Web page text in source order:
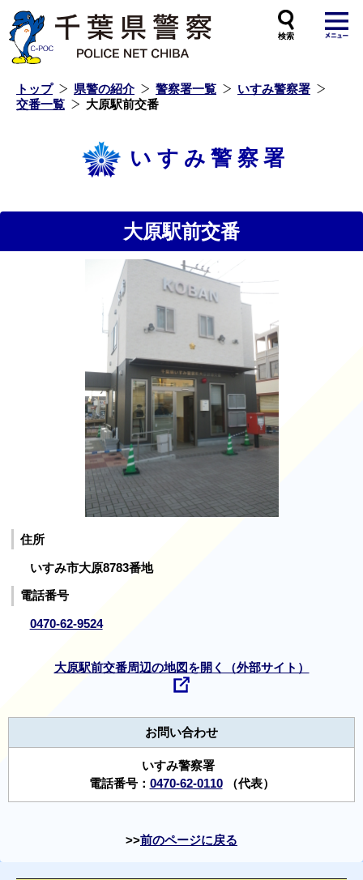
トップ 県警の紹介 警察署一覧
いすみ警察署
交番一覧
大原駅前交番
いすみ警察署
大原駅前交番
住所
いすみ市大原8783番地
電話番号
0470-62-9524
大原駅前交番周辺の地図を開く（外部サイト）
お問い合わせ
いすみ警察署
電話番号： 0470-62-0110（代表）
前のページに戻る